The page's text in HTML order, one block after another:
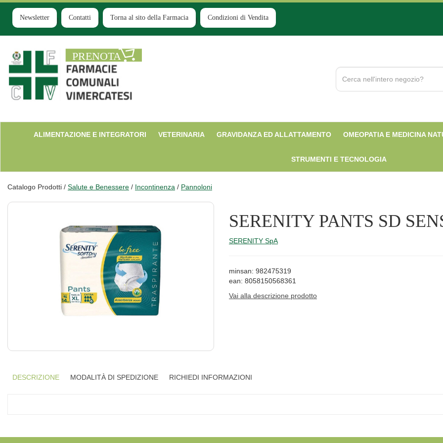
Passa
contenuto
principale
Newsletter Contatti Torna al sito della Farmacia Condizioni di Vendita
Farmacia
Comunale
Cerca
Prodotto
ALIMENTAZIONE E INTEGRATORI VETERINARIA GRAVIDANZA ED ALLATTAMENTO OMEOPATIA E MEDICINA
STRUMENTI E TECNOLOGIA
Catalogo Prodotti / Salute e Benessere / Incontinenza / Pannoloni
SERENITY PANTS SD
SERENITY SpA
minsan: 982475319
ean: 8058150568361
Vai alla descrizione prodotto
DESCRIZIONE MODALITÀ DI SPEDIZIONE RICHIEDI INFORMAZIONI